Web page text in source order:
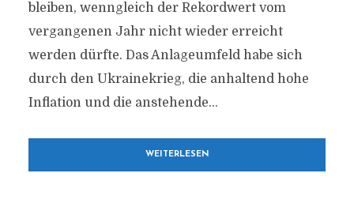
bleiben, wenngleich der Rekordwert vom
vergangenen Jahr nicht wieder erreicht
werden dürfte. Das Anlageumfeld habe sich
durch den Ukrainekrieg, die anhaltend hohe
Inflation und die anstehende...
WEITERLESEN